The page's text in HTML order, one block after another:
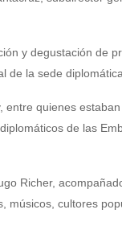
y degustación de
de la sede
quienes
de las
Richer,
músicos, cultores